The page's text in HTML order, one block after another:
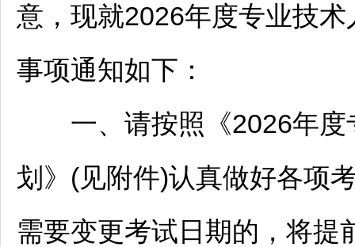
意，现就2026年度专业技
事项通知如下：
一、请按照《2026年度
划》(见附件)认真做好各项
需要变更考试日期的，将提